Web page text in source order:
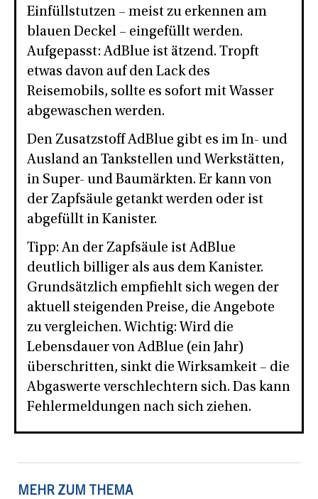
Einfüllstutzen – meist zu erkennen am
blauen Deckel – eingefüllt werden.
Aufgepasst: AdBlue ist ätzend. Tropft
etwas davon auf den Lack des
Reisemobils, sollte es sofort mit Wasser
abgewaschen werden.
Den Zusatzstoff AdBlue gibt es im In- und
Ausland an Tankstellen und Werkstätten,
in Super- und Baumärkten. Er kann von
der Zapfsäule getankt werden oder ist
abgefüllt in Kanister.
Tipp: An der Zapfsäule ist AdBlue
deutlich billiger als aus dem Kanister.
Grundsätzlich empfiehlt sich wegen der
aktuell steigenden Preise, die Angebote
zu vergleichen. Wichtig: Wird die
Lebensdauer von AdBlue (ein Jahr)
überschritten, sinkt die Wirksamkeit – die
Abgaswerte verschlechtern sich. Das kann
Fehlermeldungen nach sich ziehen.
MEHR ZUM THEMA